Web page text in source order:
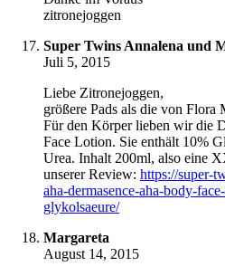
zitronejoggen
Super Twins Annalena und
Juli 5, 2015
Liebe Zitronejoggen,
größere Pads als die von Flora
Für den Körper lieben wir die
Face Lotion. Sie enthält 10%
Urea. Inhalt 200ml, also eine
unserer Review: https://super-
aha-dermasence-aha-body-
glykolsaeure/
Margareta
August 14, 2015